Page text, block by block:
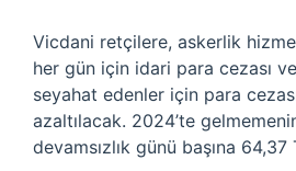
Vicdani retçilere, askerlik
her gün için idari para cezası
seyahat edenler için para
azaltılacak. 2024’te
devamsızlık günü başına 64,37